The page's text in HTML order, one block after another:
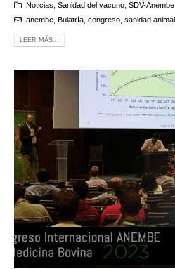
Noticias Sanidad del vacuno, SDV-Anembe
anembe, Buiatría, congreso, sanidad animal
LEER MÁS...